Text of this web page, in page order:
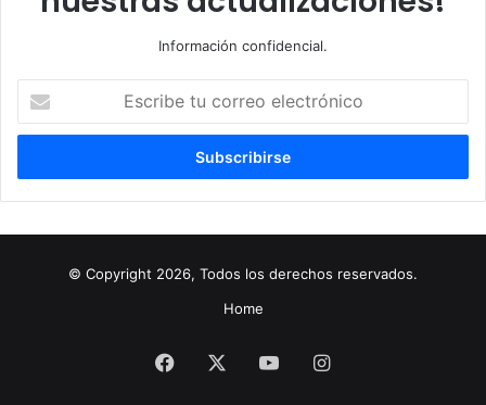
Información confidencial.
correo
© Copyright 2026, Todos los derechos reservados.
Home
Facebook YouTubeInstagram